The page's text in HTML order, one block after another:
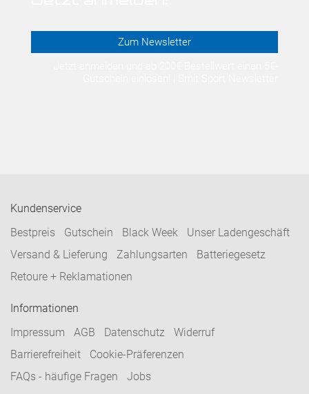
Zum Newsletter
Kundenservice
Bestpreis
Gutschein Black Week
Unser Ladengeschäft
Versand & Lieferung
Zahlungsarten
Batteriegesetz
Retoure + Reklamationen
Informationen
Impressum
AGB Datenschutz
Widerruf
Barrierefreiheit
Cookie-Präferenzen
FAQs - häufige Fragen
Jobs